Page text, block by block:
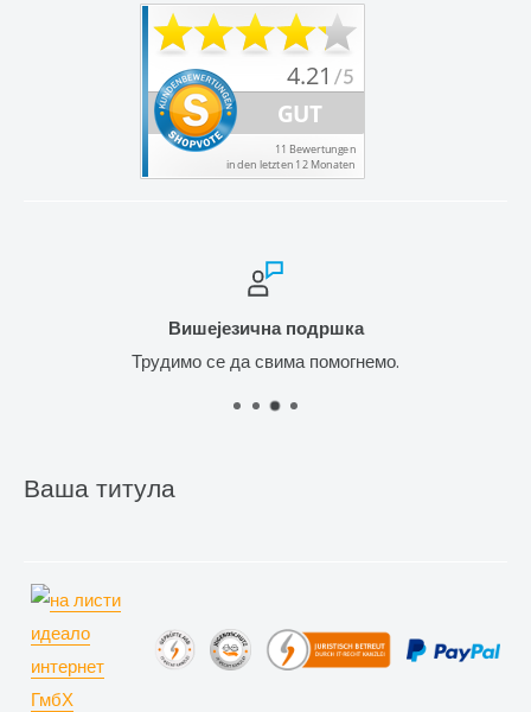
Вишејезична подршка
Трудимо се да свима помогнемо.
Ваша титула